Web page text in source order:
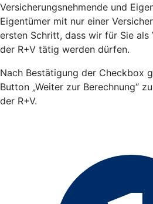
Versicherungsnehmende und
Eigentümer mit nur einer
ersten Schritt, dass wir für Sie
der R+V tätig werden dürfen.
Nach Bestätigung der Checkbox
Button „Weiter zur Berechnung“
der R+V.